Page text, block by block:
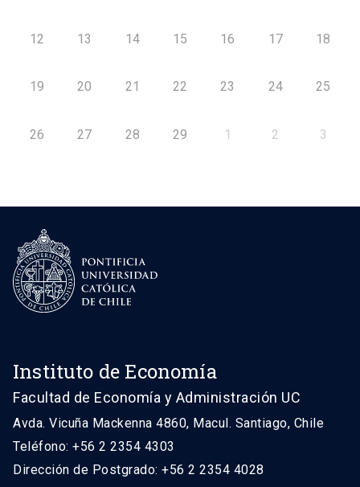
12 13 14 15 16 17 18
19 20 21 22 23 24 25
26 27 28 29 1 2 3
Instituto de Economía
Facultad de Economía y Administración UC
Avda. Vicuña Mackenna 4860, Macul. Santiago, Chile
Teléfono: +56 2 2354 4303
Dirección de Postgrado: +56 2 2354 4028